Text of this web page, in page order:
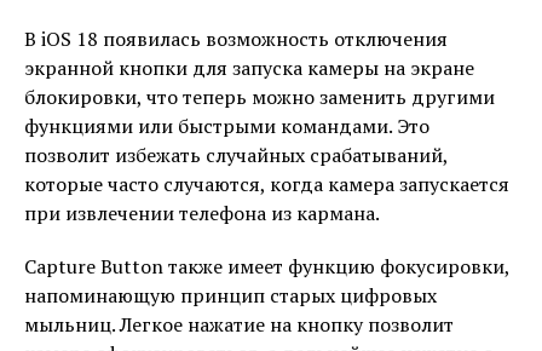
В iOS 18 появилась возможность отключения
экранной кнопки для запуска камеры на экране
блокировки, что теперь можно заменить другими
функциями или быстрыми командами. Это
позволит избежать случайных срабатываний,
которые часто случаются, когда камера запускается
при извлечении телефона из кармана.
Capture Button также имеет функцию фокусировки,
напоминающую принцип старых цифровых
мыльниц. Легкое нажатие на кнопку позволит